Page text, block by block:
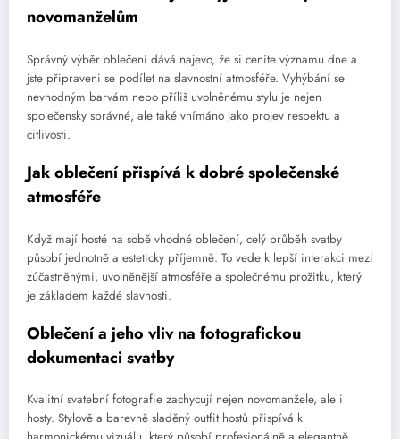
novomanželům
Správný výběr oblečení dává najevo, že si ceníte významu dne a
jste připraveni se podílet na slavnostní atmosféře. Vyhýbání se
nevhodným barvám nebo příliš uvolněnému stylu je nejen
společensky správné, ale také vnímáno jako projev respektu a
citlivosti.
Jak oblečení přispívá k dobré společenské
atmosféře
Když mají hosté na sobě vhodné oblečení, celý průběh svatby
působí jednotně a esteticky příjemně. To vede k lepší interakci mezi
zúčastněnými, uvolněnější atmosféře a společnému prožitku, který
je základem každé slavnosti.
Oblečení a jeho vliv na fotografickou
dokumentaci svatby
Kvalitní svatební fotografie zachycují nejen novomanžele, ale i
hosty. Stylově a barevně sladěný outfit hostů přispívá k